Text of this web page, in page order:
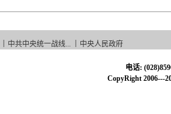
中共中央统一战线... 中央人民政府
电话:
CopyRight 2006---